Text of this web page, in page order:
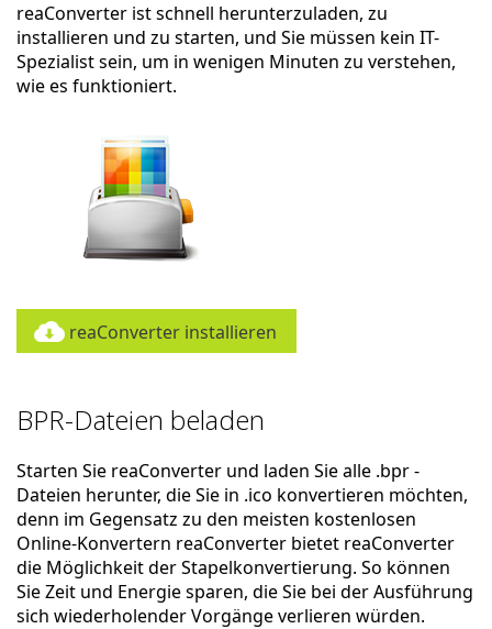
reaConverter ist schnell herunterzuladen, zu
installieren und zu starten, und Sie müssen kein IT-
Spezialist sein, um in wenigen Minuten zu verstehen,
wie es funktioniert.
reaConverter installieren
BPR-Dateien beladen
Starten Sie reaConverter und laden Sie alle .bpr -
Dateien herunter, die Sie in .ico konvertieren möchten,
denn im Gegensatz zu den meisten kostenlosen
Online-Konvertern reaConverter bietet reaConverter
die Möglichkeit der Stapelkonvertierung. So können
Sie Zeit und Energie sparen, die Sie bei der Ausführung
sich wiederholender Vorgänge verlieren würden.